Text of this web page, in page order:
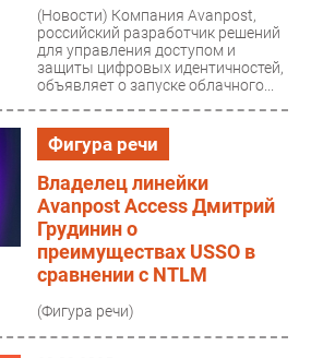
ИТ
(Новости) Компания Avanpost,
российский разработчик решений
для управления доступом и
защиты цифровых идентичностей,
объявляет о запуске облачного...
Фигура речи
Владелец линейки
Avanpost Access Дмитрий
Грудинин о
преимуществах USSO в
сравнении с NTLM
(Фигура речи)